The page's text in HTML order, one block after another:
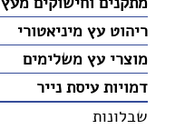
ריהוט עץ מיניאטורי
מוצרי עץ משלימים
דמויות עיסת נייר
שבלונות